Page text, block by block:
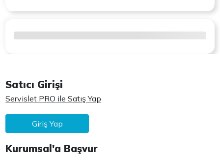
Satıcı Girişi
Servislet PRO ile Satış Yap
Giriş Yap
Kurumsal'a Başvur